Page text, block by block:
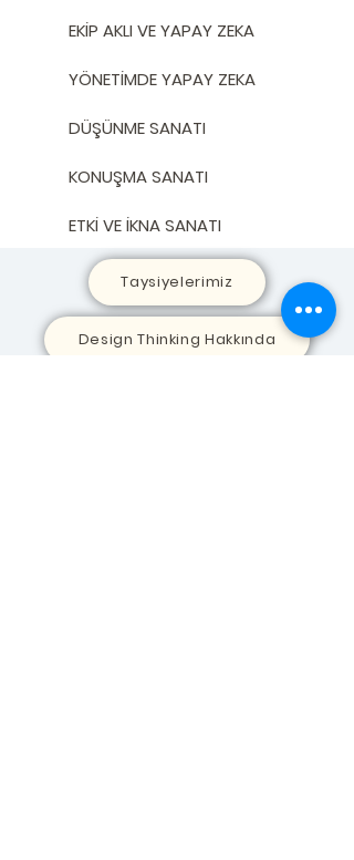
EKİP AKLI VE YAPAY ZEKA
YÖNETİMDE YAPAY ZEKA
DÜŞÜNME SANATI
KONUŞMA SANATI
ETKİ VE İKNA SANATI
Taysiyelerimiz
Design Thinking Hakkında